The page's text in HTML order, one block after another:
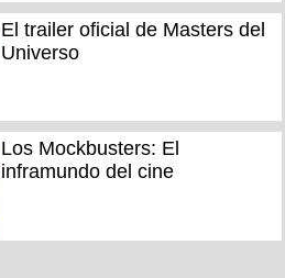
El trailer oficial de Masters del
Universo
Los Mockbusters: El
inframundo del cine